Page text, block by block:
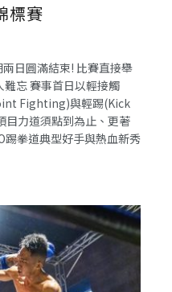
標賽
日圓滿結束! 比賽直接舉
忘 賽事首日以輕接觸
Fighting)與輕踢(Kick
力道須點到為止、更著
踢拳道典型好手與熱血新秀